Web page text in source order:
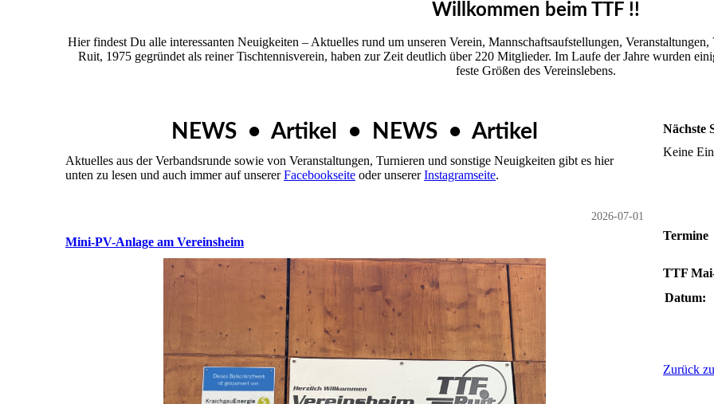
Willkommen beim TTF !!
Hier findest Du alle interessanten Neuigkeiten – Aktuelles rund um unseren Ver­ein, Mannschaftsaufstellungen,
Ruit, 1975 gegründet als reiner Tischtennisverein, haben zur Zeit deutlich über 220 Mitglieder. Im Laufe der Jahre wurden
feste Größen des Vereinslebens.
NEWS • Artikel • NEWS • Artikel
Aktuelles aus der Verbandsrunde sowie von Veranstaltungen, Turnieren und sonstige Neuigkeiten gibt es hier
unten zu lesen und auch immer auf unsererFacebookseite oder unsererInstagramseite.
2026-07-01
Mini-PV-Anlage am Vereinsheim
Nächste
Keine
Termine
TTF
Datum:
Zurück